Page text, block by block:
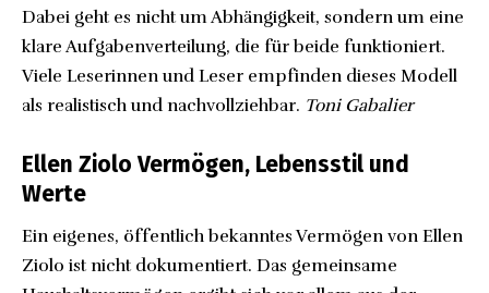
Dabei geht es nicht um Abhängigkeit, sondern um eine
klare Aufgabenverteilung, die für beide funktioniert.
Viele Leserinnen und Leser empfinden dieses Modell
als realistisch und nachvollziehbar. Toni Gabalier
Ellen Ziolo Vermögen, Lebensstil und
Werte
Ein eigenes, öffentlich bekanntes Vermögen von Ellen
Ziolo ist nicht dokumentiert. Das gemeinsame